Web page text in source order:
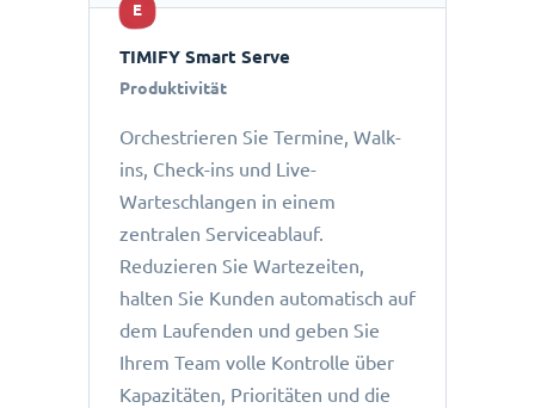
E
TIMIFY Smart Serve
Produktivität
Orchestrieren Sie Termine, Walk-
ins, Check-ins und Live-
Warteschlangen in einem
zentralen Serviceablauf.
Reduzieren Sie Wartezeiten,
halten Sie Kunden automatisch auf
dem Laufenden und geben Sie
Ihrem Team volle Kontrolle über
Kapazitäten, Prioritäten und die